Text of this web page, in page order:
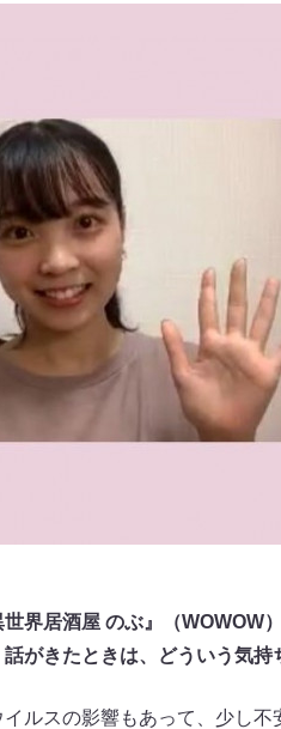
界居酒屋 のぶ』（WOWOW
がきたときは、どういう気持
ルスの影響もあって、少し不